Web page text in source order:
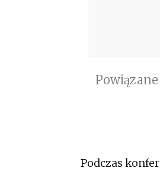
Podczas